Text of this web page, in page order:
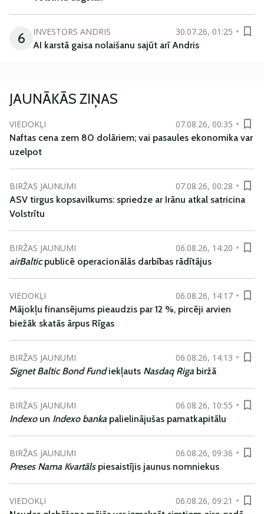
6 INVESTORS ANDRIS
30.07.26, 01:25
AI karstā gaisa nolaišanu sajūt arī Andris
JAUNĀKĀS ZIŅAS
VIEDOKĻI
07.08.26, 00:35
Naftas cena zem 80 dolāriem; vai pasaules ekonomika var
uzelpot
BIRŽAS JAUNUMI
07.08.26, 00:28
ASV tirgus kopsavilkums: spriedze ar Irānu atkal satricina
Volstrītu
BIRŽAS JAUNUMI
06.08.26, 14:20
airBalticpublicē operacionālās darbības rādītājus
VIEDOKĻI
06.08.26, 14:17
Mājokļu finansējums pieaudzis par 12 %, pircēji arvien
biežāk skatās ārpus Rīgas
BIRŽAS JAUNUMI
06.08.26, 14:13
Signet Baltic Bond Fundiekļauts Nasdaq Riga biržā
BIRŽAS JAUNUMI
06.08.26, 10:55
Indexoun Indexo banka palielinājušas pamatkapitālu
BIRŽAS JAUNUMI
06.08.26, 09:36
Preses Nama Kvartāls piesaistījis jaunus nomniekus
VIEDOKĻI
06.08.26, 09:21